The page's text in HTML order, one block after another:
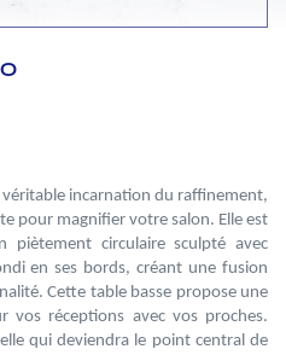
véritable incarnation du raffinement,
pour magnifier votre salon. Elle est
piètement circulaire sculpté avec
en ses bords, créant une fusion
Cette table basse propose une
vos réceptions avec vos proches.
qui deviendra le point central de